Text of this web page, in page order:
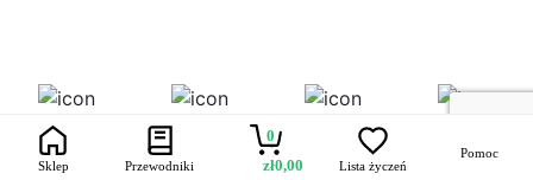
Trustpilot Szybka dostawa
Sklep Przewodniki
0
zł0,00 Lista życzeń
Pomoc